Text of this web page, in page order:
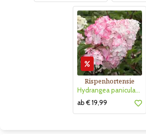
Rispenhortensie
Hydrangea paniculata 'Vanille Fraise'
ab € 19,99